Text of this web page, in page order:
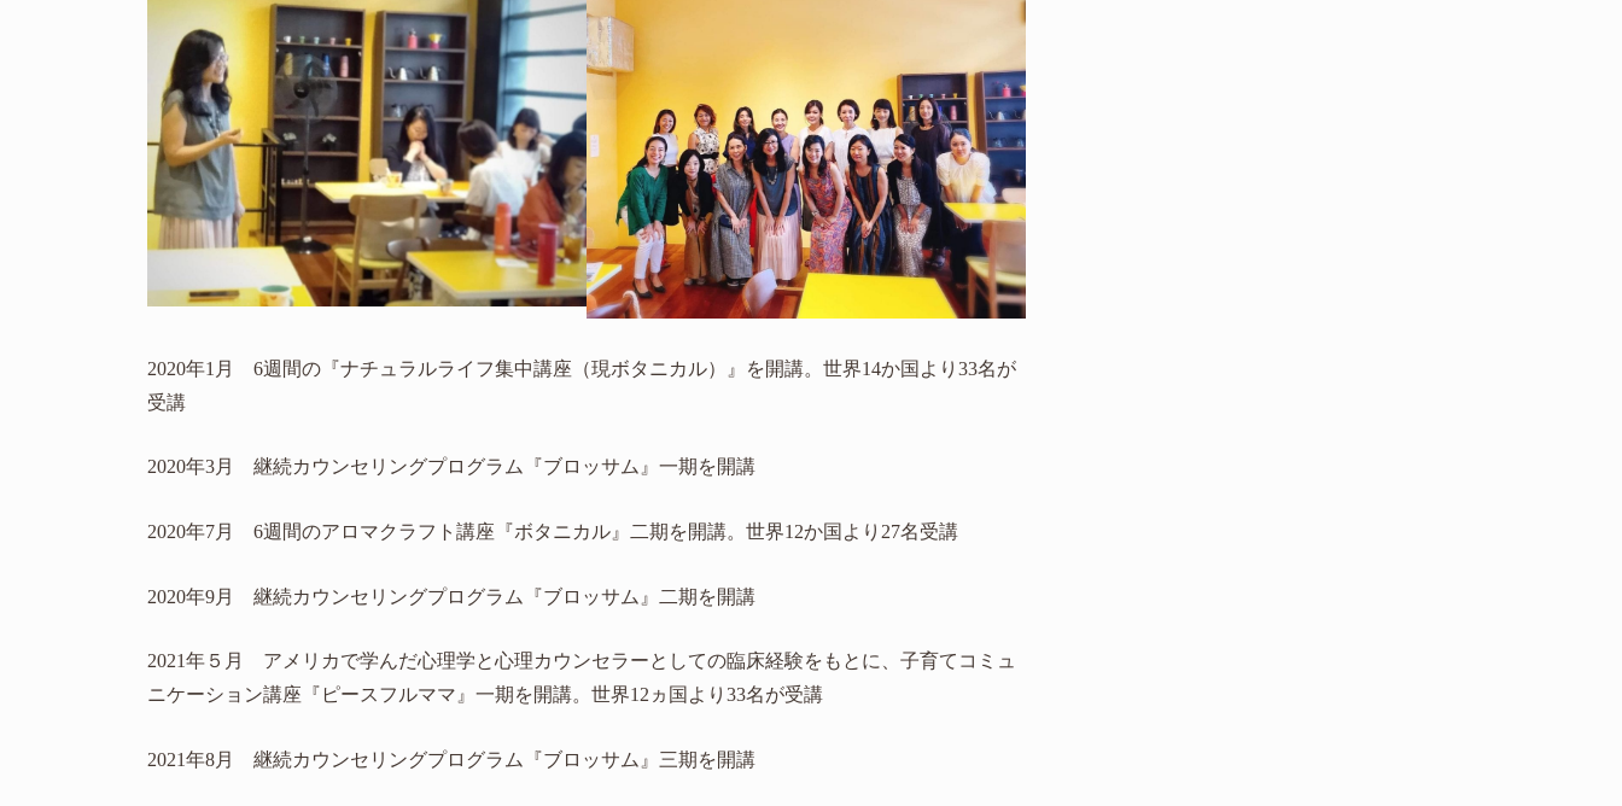
2020年1月 6週間の『ナチュラルライフ集中講座（現ボタニカル）』を開講。世界14か国より33名が
受講
2020年3月 継続カウンセリングプログラム『ブロッサム』一期を開講
2020年7月 6週間のアロマクラフト講座『ボタニカル』二期を開講。世界12か国より27名受講
2020年9月 継続カウンセリングプログラム『ブロッサム』二期を開講
2021年５月 アメリカで学んだ心理学と心理カウンセラーとしての臨床経験をもとに、子育てコミュ
ニケーション講座『ピースフルママ』一期を開講。世界12ヵ国より33名が受講
2021年8月 継続カウンセリングプログラム『ブロッサム』三期を開講